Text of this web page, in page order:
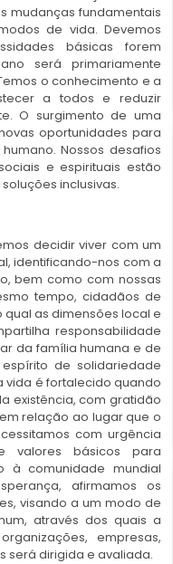
mudanças fundamentais
de vida. Devemos
básicas forem
será primariamente
o conhecimento e a
a todos e reduzir
O surgimento de uma
oportunidades para
Nossos desafios
e espirituais estão
inclusivas.
decidir viver com um
identificando-nos com a
bem como com nossas
tempo, cidadãos de
as dimensões local e
responsabilidade
da família humana e de
de solidariedade
vida é fortalecido quando
existência, com gratidão
relação ao lugar que o
com urgência
valores básicos para
à comunidade mundial
afirmamos os
visando a um modo de
através dos quais a
empresas,
será dirigida e avaliada.